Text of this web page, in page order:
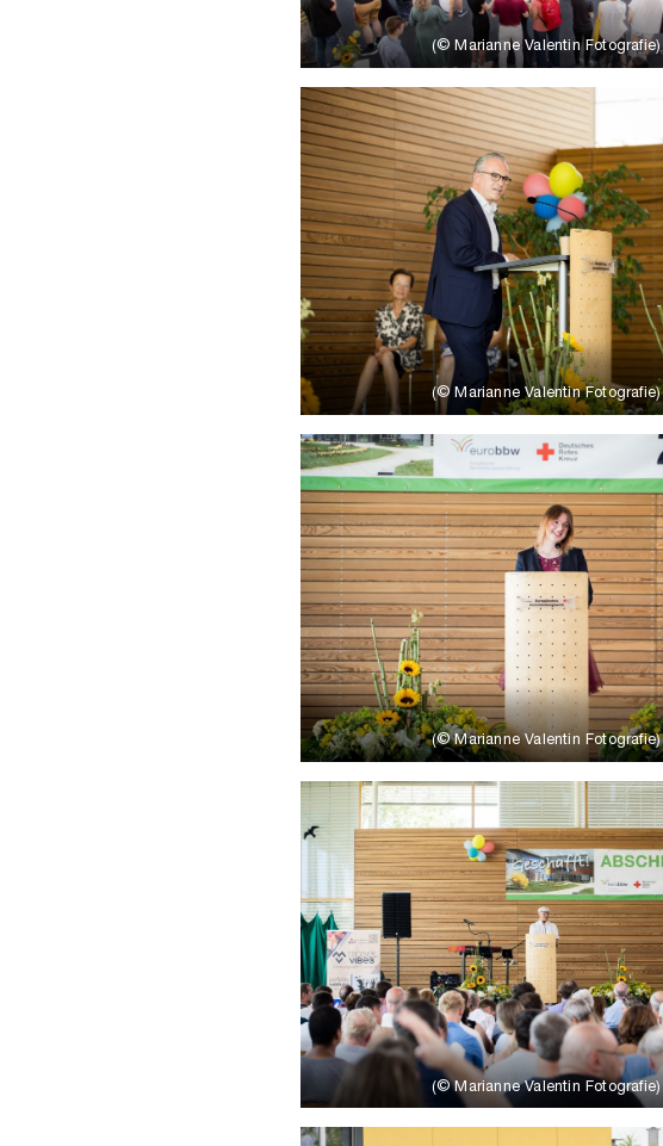
(© Marianne Valentin Fotografie)
(© Marianne Valentin Fotografie)
(© Marianne Valentin Fotografie)
(© Marianne Valentin Fotografie)